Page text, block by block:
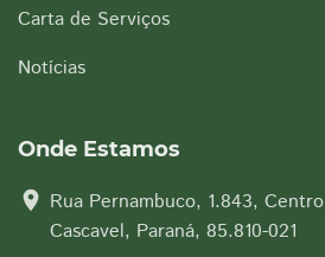
Carta de Serviços
Notícias
Onde Estamos
location_on Rua Pernambuco, 1.843, Centro
Cascavel, Paraná, 85.810-021